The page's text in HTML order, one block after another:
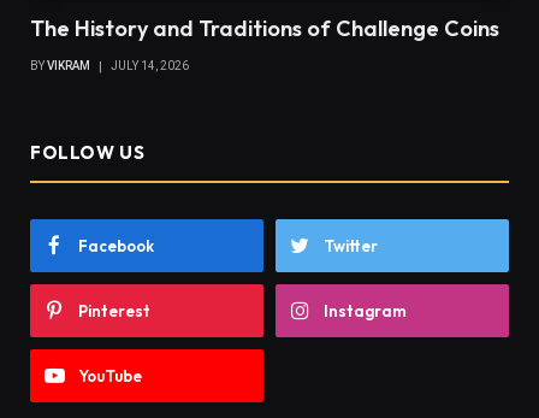
The History and Traditions of Challenge Coins
BYVIKRAM JULY 14, 2026
FOLLOW US
Facebook Twitter
Pinterest Instagram
YouTube